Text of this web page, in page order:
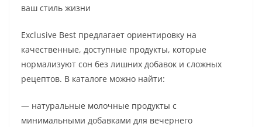
ваш стиль жизни
Exclusive Best предлагает ориентировку на
качественные, доступные продукты, которые
нормализуют сон без лишних добавок и сложных
рецептов. В каталоге можно найти:
— натуральные молочные продукты с
минимальными добавками для вечернего